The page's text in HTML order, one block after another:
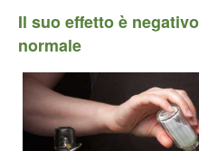
Il suo effetto è
normale